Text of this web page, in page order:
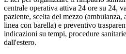
centrale operativa attiva 24 ore su 24,
paziente, scelta del mezzo
linea con barella) e preventivo
indicazioni su tempi, procedure
dall'estero.